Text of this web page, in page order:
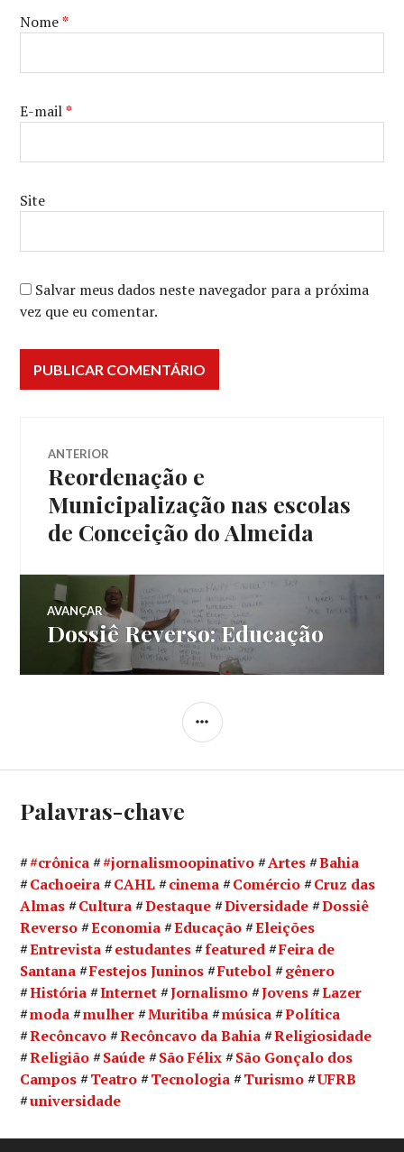
Nome*
E-mail*
Site
Salvar meus dados neste navegador para a próxima
vez que eu comentar.
Navegação
de
Post
ANTERIOR
Post
anterior:
Reordenação e
Municipalização nas escolas
de Conceição do Almeida
AVANÇAR
Próximo
Dossiê Reverso: Educação
LATERAL
Palavras-chave
#crônica #jornalismoopinativo Artes
Bahia
Cachoeira
CAHL cinema Comércio
Cruz das
Almas
Cultura Destaque Diversidade
Dossiê
Reverso
Economia Educação
Eleições
Entrevista
estudantes featured
Feira de
Santana
Festejos Juninos Futebol
gênero
História
Internet Jornalismo Jovens
Lazer
moda
mulher Muritiba música
Política
Recôncavo
Recôncavo da Bahia
Religiosidade
Religião
Saúde São Félix
São Gonçalo dos
Campos
Teatro Tecnologia Turismo
UFRB
universidade